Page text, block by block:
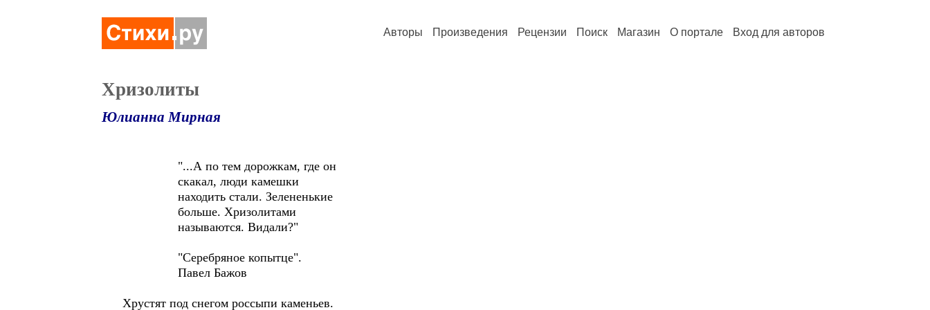
Авторы Произведения Рецензии Поиск Магазин О портале Вход для авторов
Хризолиты
Юлианна Мирная
"...А по тем дорожкам, где он
скакал, люди камешки
находить стали. Зелененькие
больше. Хризолитами
называются. Видали?"
"Серебряное копытце".
Павел Бажов
Хрустят под снегом россыпи каменьев.